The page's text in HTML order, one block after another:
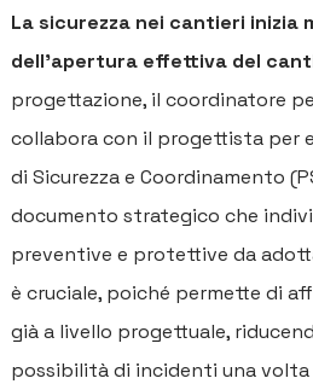
La sicurezza nei cantieri inizia
dell'apertura effettiva del
progettazione, il coordinatore
collabora con il progettista per
di Sicurezza e Coordinamento
documento strategico che
preventive e protettive da
è cruciale, poiché permette di
già a livello progettuale,
possibilità di incidenti una volta